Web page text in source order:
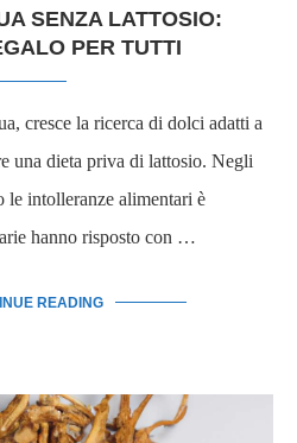
SENZA LATTOSIO:
PER TUTTI
cresce la ricerca di dolci adatti a
una dieta priva di lattosio. Negli
le intolleranze alimentari è
hanno risposto con …
READING